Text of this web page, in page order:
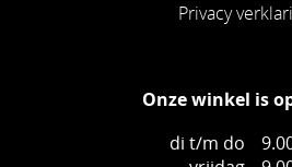
Privacy
Onze winkel is
di t/m do